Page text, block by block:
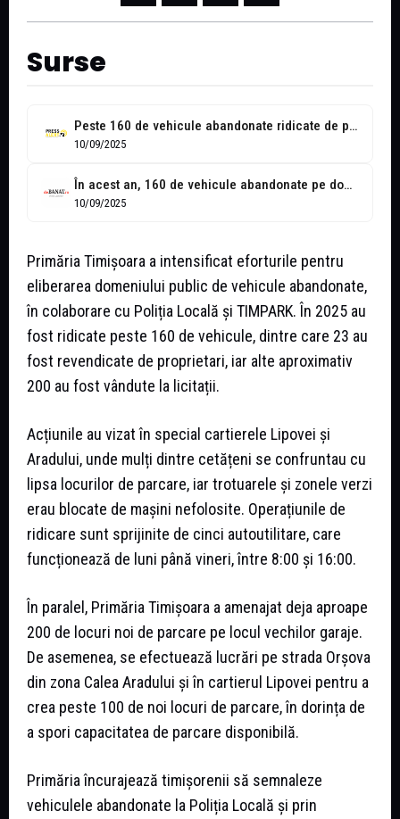
Surse
Peste 160 de vehicule abandonate ridicate de pe domeniul public în 2025,...
10/09/2025
În acest an, 160 de vehicule abandonate pe domeniul public au fost...
10/09/2025
Primăria Timișoara a intensificat eforturile pentru
eliberarea domeniului public de vehicule abandonate,
în colaborare cu Poliția Locală și TIMPARK. În 2025 au
fost ridicate peste 160 de vehicule, dintre care 23 au
fost revendicate de proprietari, iar alte aproximativ
200 au fost vândute la licitații.
Acțiunile au vizat în special cartierele Lipovei și
Aradului, unde mulți dintre cetățeni se confruntau cu
lipsa locurilor de parcare, iar trotuarele și zonele verzi
erau blocate de mașini nefolosite. Operațiunile de
ridicare sunt sprijinite de cinci autoutilitare, care
funcționează de luni până vineri, între 8:00 și 16:00.
În paralel, Primăria Timișoara a amenajat deja aproape
200 de locuri noi de parcare pe locul vechilor garaje.
De asemenea, se efectuează lucrări pe strada Orșova
din zona Calea Aradului și în cartierul Lipovei pentru a
crea peste 100 de noi locuri de parcare, în dorința de
a spori capacitatea de parcare disponibilă.
Primăria încurajează timișorenii să semnaleze
vehiculele abandonate la Poliția Locală și prin